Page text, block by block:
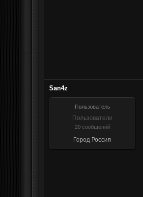
San4z
Пользователь
Пользователи
20 сообщений
Город Россия